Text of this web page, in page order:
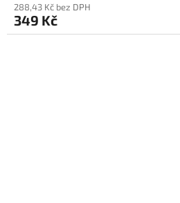
288,43 Kč bez DPH
349 Kč